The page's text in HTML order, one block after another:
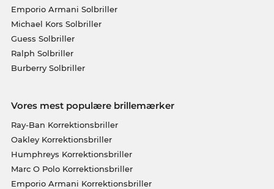
Emporio Armani Solbriller
Michael Kors Solbriller
Guess Solbriller
Ralph Solbriller
Burberry Solbriller
Vores mest populære brillemærker
Ray-Ban Korrektionsbriller
Oakley Korrektionsbriller
Humphreys Korrektionsbriller
Marc O Polo Korrektionsbriller
Emporio Armani Korrektionsbriller